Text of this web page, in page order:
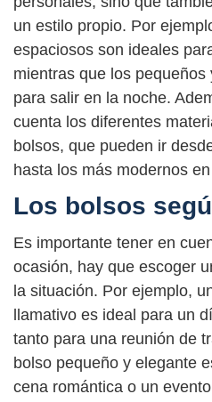
un estilo propio. Por
espaciosos son ideales
mientras que los
para salir en la noche.
cuenta los diferentes
bolsos, que pueden ir
hasta los más modernos
Los bolsos
Es importante tener en
ocasión, hay que escoger
la situación. Por ejemplo,
llamativo es ideal para un
tanto para una reunión de
bolso pequeño y elegante
cena romántica o un